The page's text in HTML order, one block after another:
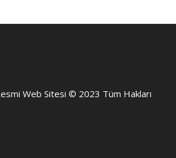
Web Sitesi © 2023 Tüm Hakları